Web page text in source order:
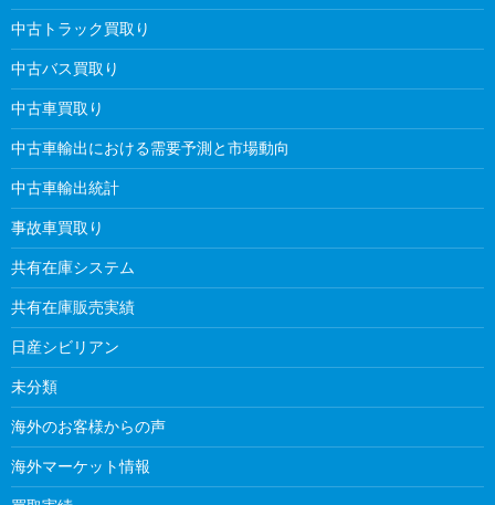
中古トラック買取り
中古バス買取り
中古車買取り
中古車輸出における需要予測と市場動向
中古車輸出統計
事故車買取り
共有在庫システム
共有在庫販売実績
日産シビリアン
未分類
海外のお客様からの声
海外マーケット情報